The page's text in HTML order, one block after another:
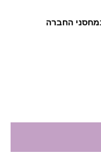
החברה